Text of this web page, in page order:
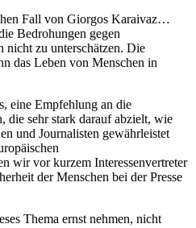
Fall von Giorgos Karaivaz…
Bedrohungen gegen
nicht zu unterschätzen. Die
das Leben von Menschen in
eine Empfehlung an die
die sehr stark darauf abzielt, wie
und Journalisten gewährleistet
wir vor kurzem Interessenvertreter
der Menschen bei der Presse
Thema ernst nehmen, nicht